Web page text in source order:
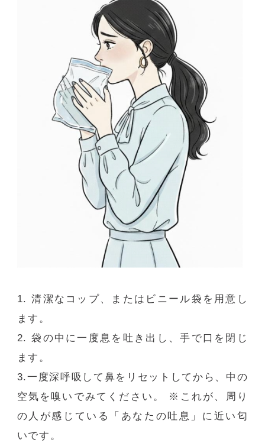
1.清潔なコップ、またはビニール袋を用意し
ます。
2.袋の中に一度息を吐き出し、手で口を閉じ
ます。
3.一度深呼吸して鼻をリセットしてから、中の
空気を嗅いでみてください。 ※これが、周り
の人が感じている「あなたの吐息」に近い匂
いです。